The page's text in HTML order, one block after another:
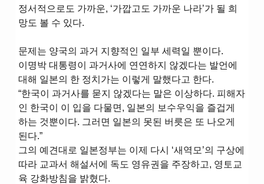
정서적으로도 가까운, ‘가깝고도 가까운 나라’가 될 희
망도 볼 수 있다.
문제는 양국의 과거 지향적인 일부 세력일 뿐이다.
이명박 대통령이 과거사에 연연하지 않겠다는 발언에
대해 일본의 한 정치가는 이렇게 말했다고 한다.
“한국이 과거사를 묻지 않겠다는 말은 이상하다. 피해자
인 한국이 이 입을 다물면, 일본의 보수우익을 즐겁게
하는 것뿐이다. 그러면 일본의 못된 버릇은 또 나오게
된다.”
그의 예견대로 일본정부는 이제 다시 ‘새역모’의 구상에
따라 교과서 해설서에 독도 영유권을 주장하고, 영토교
육 강화방침을 밝혔다.